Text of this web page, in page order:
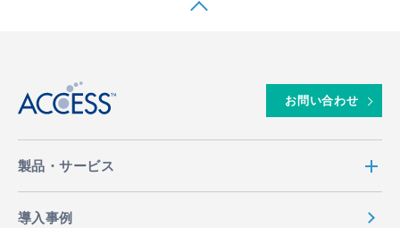
お問い合わせ
製品・サービス
導入事例